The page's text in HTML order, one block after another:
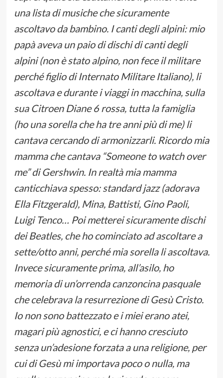
una lista di musiche che sicuramente
ascoltavo da bambino. I canti degli alpini: mio
papà aveva un paio di dischi di canti degli
alpini (non è stato alpino, non fece il militare
perché figlio di Internato Militare Italiano), li
ascoltava e durante i viaggi in macchina, sulla
sua Citroen Diane 6 rossa, tutta la famiglia
(ho una sorella che ha tre anni più di me) li
cantava cercando di armonizzarli. Ricordo mia
mamma che cantava “Someone to watch over
me” di Gershwin. In realtà mia mamma
canticchiava spesso: standard jazz (adorava
Ella Fitzgerald), Mina, Battisti, Gino Paoli,
Luigi Tenco… Poi metterei sicuramente dischi
dei Beatles, che ho cominciato ad ascoltare a
sette/otto anni, perché mia sorella li ascoltava.
Invece sicuramente prima, all’asilo, ho
memoria di un’orrenda canzoncina pasquale
che celebrava la resurrezione di Gesù Cristo.
Io non sono battezzato e i miei erano atei,
magari più agnostici, e ci hanno cresciuto
senza un’adesione forzata a una religione, per
cui di Gesù mi importava poco o nulla, ma